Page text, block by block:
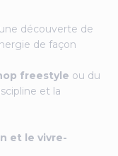
découverte de
de façon
freestyle ou du
et la
et le vivre-